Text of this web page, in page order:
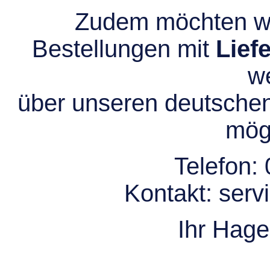
Zudem möchten
Bestellungen mit
über unseren
Telefon:
Kontakt:
Ihr